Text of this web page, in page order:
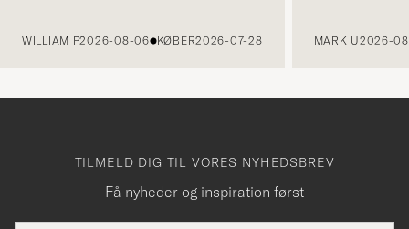
WILLIAM P2026-08-06 KØBER2026-07-28 MARK U2026-
TILMELD DIG TIL VORES NYHEDSBREV
Få nyheder og inspiration først